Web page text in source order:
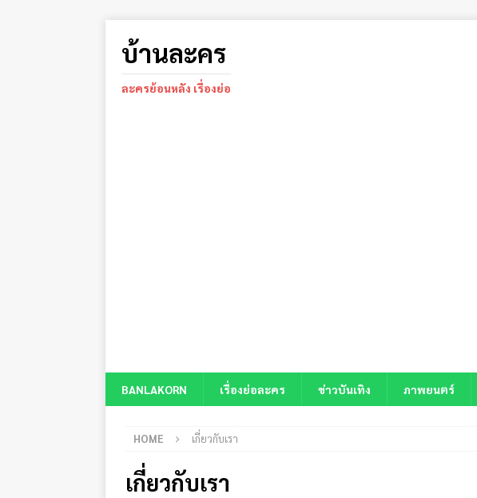
บ้านละคร
ละครย้อนหลัง เรื่องย่อ
BANLAKORN เรื่องย่อละคร ข่าวบันเทิง ภาพยนตร์
HOME เกี่ยวกับเรา
เกี่ยวกับเรา